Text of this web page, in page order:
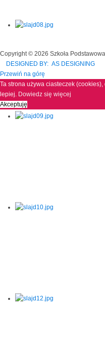
Copyright © 2026 Szkoła
DESIGNED BY: AS DESIGNING
Przewiń na górę
Ta strona używa ciasteczek
lepiej. Dowiedz się więcej
Akceptuję